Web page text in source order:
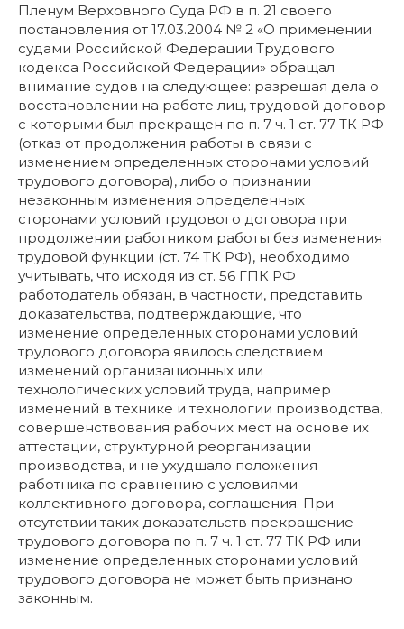
Пленум Верховного Суда РФ в п. 21 своего
постановления от 17.03.2004 № 2 «О применении
судами Российской Федерации Трудового
кодекса Российской Федерации» обращал
внимание судов на следующее: разрешая дела о
восстановлении на работе лиц, трудовой договор
с которыми был прекращен по п. 7 ч. 1 ст. 77 ТК РФ
(отказ от продолжения работы в связи с
изменением определенных сторонами условий
трудового договора), либо о признании
незаконным изменения определенных
сторонами условий трудового договора при
продолжении работником работы без изменения
трудовой функции (ст. 74 ТК РФ), необходимо
учитывать, что исходя из ст. 56 ГПК РФ
работодатель обязан, в частности, представить
доказательства, подтверждающие, что
изменение определенных сторонами условий
трудового договора явилось следствием
изменений организационных или
технологических условий труда, например
изменений в технике и технологии производства,
совершенствования рабочих мест на основе их
аттестации, структурной реорганизации
производства, и не ухудшало положения
работника по сравнению с условиями
коллективного договора, соглашения. При
отсутствии таких доказательств прекращение
трудового договора по п. 7 ч. 1 ст. 77 ТК РФ или
изменение определенных сторонами условий
трудового договора не может быть признано
законным.